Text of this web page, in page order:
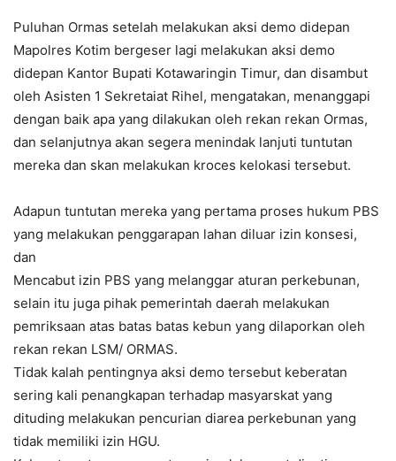
Puluhan Ormas setelah melakukan aksi demo didepan
Mapolres Kotim bergeser lagi melakukan aksi demo
didepan Kantor Bupati Kotawaringin Timur, dan disambut
oleh Asisten 1 Sekretaiat Rihel, mengatakan, menanggapi
dengan baik apa yang dilakukan oleh rekan rekan Ormas,
dan selanjutnya akan segera menindak lanjuti tuntutan
mereka dan skan melakukan kroces kelokasi tersebut.
Adapun tuntutan mereka yang pertama proses hukum PBS
yang melakukan penggarapan lahan diluar izin konsesi,
dan
Mencabut izin PBS yang melanggar aturan perkebunan,
selain itu juga pihak pemerintah daerah melakukan
pemriksaan atas batas batas kebun yang dilaporkan oleh
rekan rekan LSM/ ORMAS.
Tidak kalah pentingnya aksi demo tersebut keberatan
sering kali penangkapan terhadap masyarskat yang
dituding melakukan pencurian diarea perkebunan yang
tidak memiliki izin HGU.